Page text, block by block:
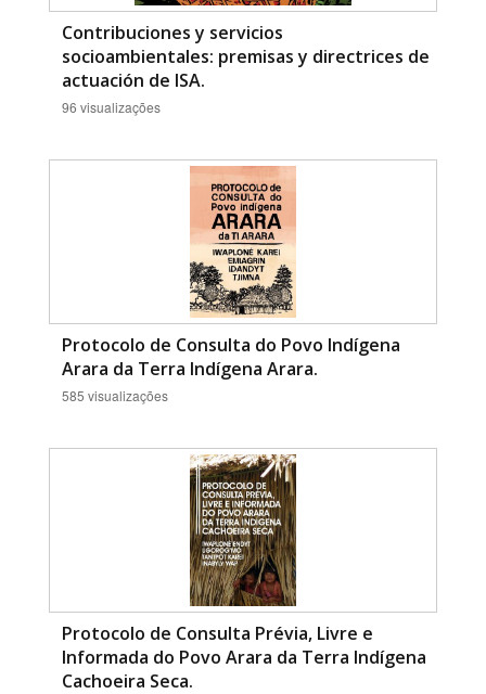
Contribuciones y servicios
socioambientales: premisas y directrices de
actuación de ISA.
96 visualizações
Protocolo de Consulta do Povo Indígena
Arara da Terra Indígena Arara.
585 visualizações
Protocolo de Consulta Prévia, Livre e
Informada do Povo Arara da Terra Indígena
Cachoeira Seca.